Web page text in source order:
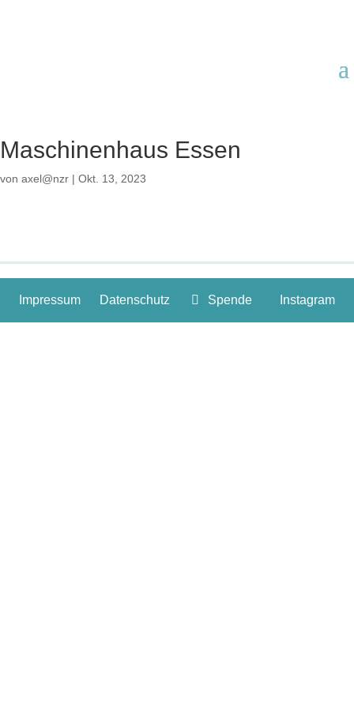
Maschinenhaus Essen
von axel@nzr | Okt. 13, 2023
Impressum Datenschutz Spende Instagram